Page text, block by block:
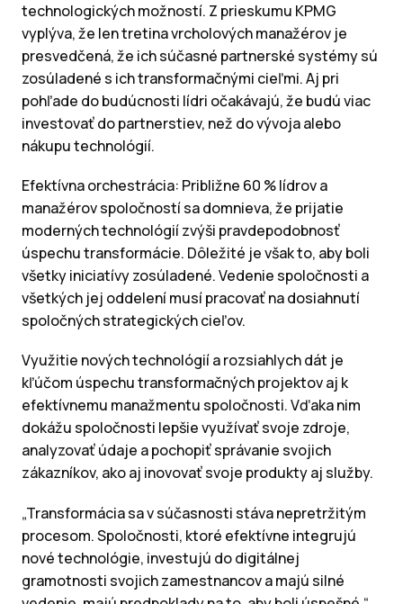
technologických možností. Z prieskumu KPMG
vyplýva, že len tretina vrcholových manažérov je
presvedčená, že ich súčasné partnerské systémy sú
zosúladené s ich transformačnými cieľmi. Aj pri
pohľade do budúcnosti lídri očakávajú, že budú viac
investovať do partnerstiev, než do vývoja alebo
nákupu technológií.
Efektívna orchestrácia: Približne 60 % lídrov a
manažérov spoločností sa domnieva, že prijatie
moderných technológií zvýši pravdepodobnosť
úspechu transformácie. Dôležité je však to, aby boli
všetky iniciatívy zosúladené. Vedenie spoločnosti a
všetkých jej oddelení musí pracovať na dosiahnutí
spoločných strategických cieľov.
Využitie nových technológií a rozsiahlych dát je
kľúčom úspechu transformačných projektov aj k
efektívnemu manažmentu spoločnosti. Vďaka nim
dokážu spoločnosti lepšie využívať svoje zdroje,
analyzovať údaje a pochopiť správanie svojich
zákazníkov, ako aj inovovať svoje produkty aj služby.
„Transformácia sa v súčasnosti stáva nepretržitým
procesom. Spoločnosti, ktoré efektívne integrujú
nové technológie, investujú do digitálnej
gramotnosti svojich zamestnancov a majú silné